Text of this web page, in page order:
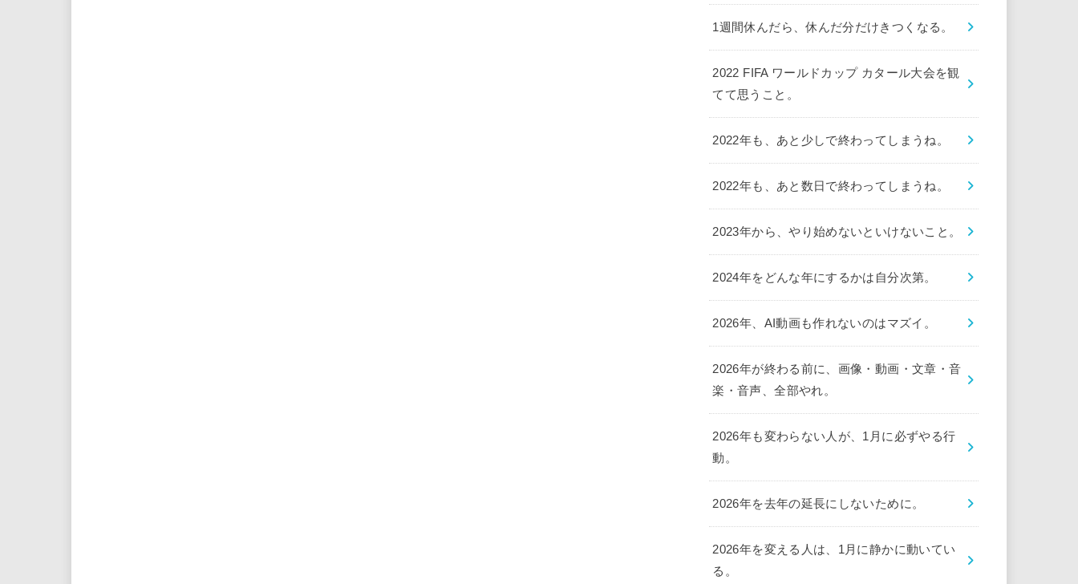
1週間休んだら、休んだ分だけきつくなる。
2022 FIFA ワールドカップ カタール大会を観
てて思うこと。
2022年も、あと少しで終わってしまうね。
2022年も、あと数日で終わってしまうね。
2023年から、やり始めないといけないこと。
2024年をどんな年にするかは自分次第。
2026年、AI動画も作れないのはマズイ。
2026年が終わる前に、画像・動画・文章・音
楽・音声、全部やれ。
2026年も変わらない人が、1月に必ずやる行
動。
2026年を去年の延長にしないために。
2026年を変える人は、1月に静かに動いてい
る。